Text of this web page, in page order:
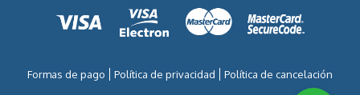
Formas de pago Política de privacidad Política de cancelación